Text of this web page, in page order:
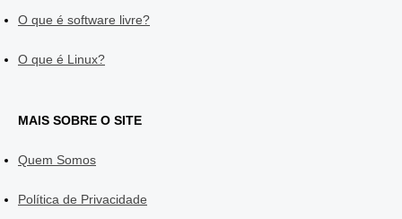
O que é software livre?
O que é Linux?
MAIS SOBRE O SITE
Quem Somos
Política de Privacidade